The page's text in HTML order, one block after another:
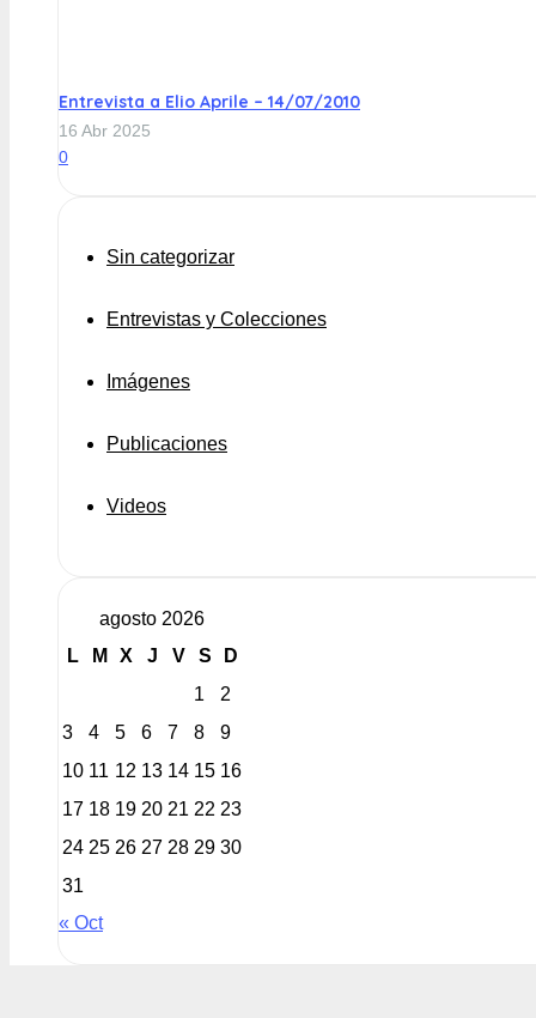
Entrevista a Elio Aprile – 14/07/2010
16 Abr 2025
0
Sin categorizar
Entrevistas y Colecciones
Imágenes
Publicaciones
Videos
agosto 2026
L
M X J V S
D
1
2
3
4 5 6 7 8
9
10 11 12 13 14 15 16
17 18 19 20 21 22 23
24 25 26 27 28 29 30
31
« Oct